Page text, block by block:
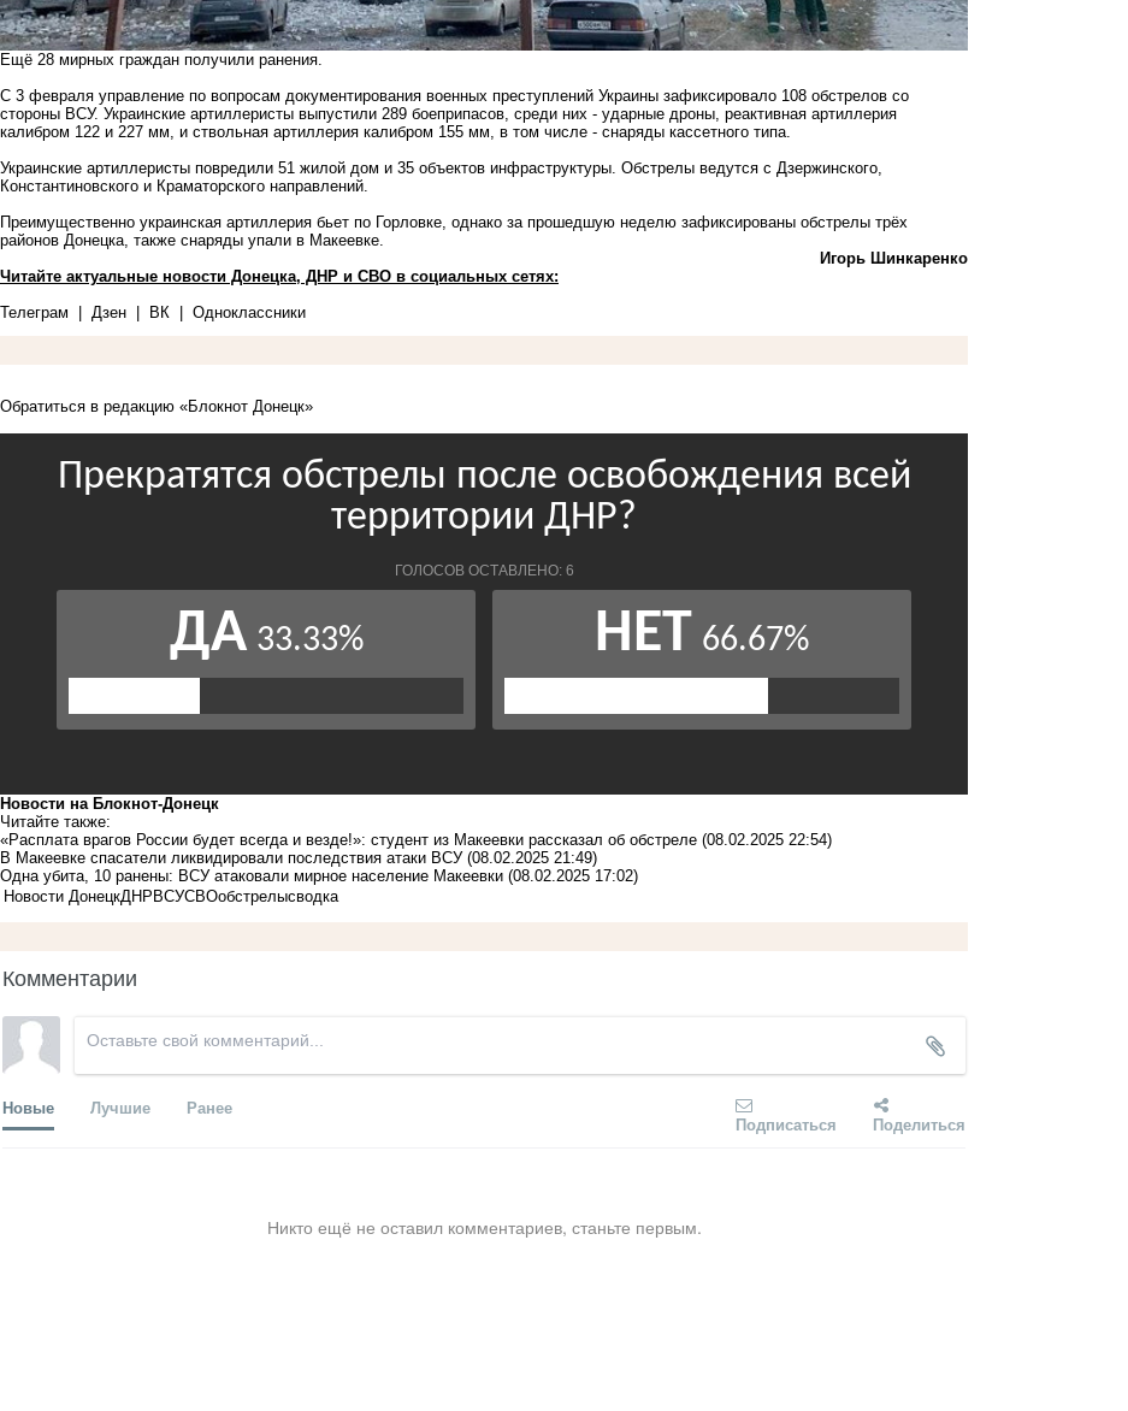
Ещё 28 мирных граждан получили ранения.
С 3 февраля управление по вопросам документирования военных преступлений Украины зафиксировало 108 обстрелов со
стороны ВСУ. Украинские артиллеристы выпустили 289 боеприпасов, среди них - ударные дроны, реактивная артиллерия
калибром 122 и 227 мм, и ствольная артиллерия калибром 155 мм, в том числе - снаряды кассетного типа.
Украинские артиллеристы повредили 51 жилой дом и 35 объектов инфраструктуры. Обстрелы ведутся с Дзержинского,
Константиновского и Краматорского направлений.
Преимущественно украинская артиллерия бьет по Горловке, однако за прошедшую неделю зафиксированы обстрелы трёх
районов Донецка, также снаряды упали в Макеевке.
Игорь Шинкаренко
Читайте актуальные новости Донецка, ДНР и СВО в социальных сетях:
Телеграм
Дзен ВК Одноклассники
Обратиться в редакцию «Блокнот Донецк»
Новости на Блoкнoт-Донецк
Читайте также:
«Расплата врагов России будет всегда и везде!»: студент из Макеевки рассказал об обстреле (08.02.2025 22:54)
В Макеевке спасатели ликвидировали последствия атаки ВСУ (08.02.2025 21:49)
Одна убита, 10 ранены: ВСУ атаковали мирное население Макеевки (08.02.2025 17:02)
Новости ДонецкДНР ВСУСВОобстрелысводка
Комментарии
Новые Лучшие Ранее
Подписаться Поделиться
Никто ещё не оставил комментариев, станьте первым.